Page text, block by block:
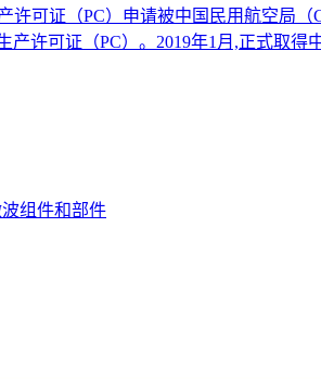
可证（PC）申请被中国民用航空局
许可证（PC）。2019年1月,正式取
组件和部件